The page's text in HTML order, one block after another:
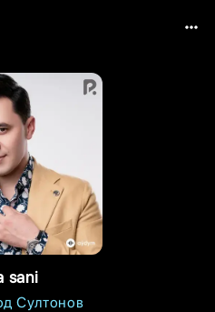
sani
Дилмурод Султонов